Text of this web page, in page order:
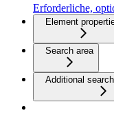
Erforderliche,
Element
Search area
Additional